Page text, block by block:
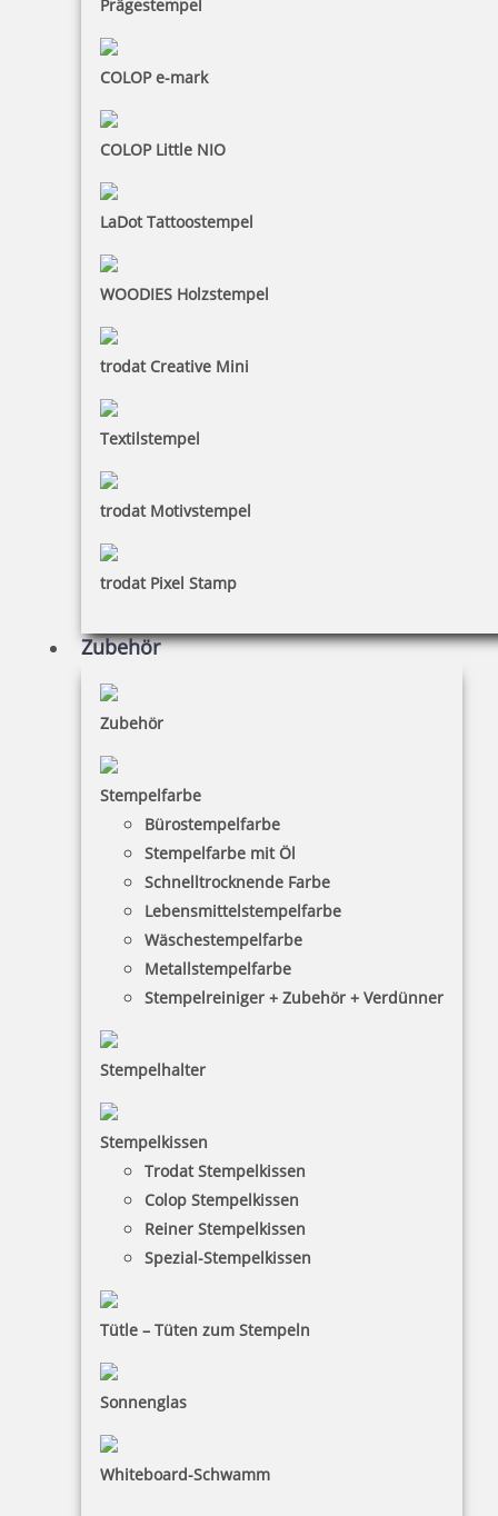
Prägestempel
COLOP e-mark
COLOP Little NIO
LaDot Tattoostempel
WOODIES Holzstempel
trodat Creative Mini
Textilstempel
trodat Motivstempel
trodat Pixel Stamp
Zubehör
Zubehör
Stempelfarbe
Bürostempelfarbe
Stempelfarbe mit Öl
Schnelltrocknende Farbe
Lebensmittelstempelfarbe
Wäschestempelfarbe
Metallstempelfarbe
Stempelreiniger + Zubehör + Verdünner
Stempelhalter
Stempelkissen
Trodat Stempelkissen
Colop Stempelkissen
Reiner Stempelkissen
Spezial-Stempelkissen
Tütle – Tüten zum Stempeln
Sonnenglas
Whiteboard-Schwamm
HINWEISE
Versandinformationen
Zahlungsbedingungen
Bestellhinweise
INFORMATIONEN
Impressum